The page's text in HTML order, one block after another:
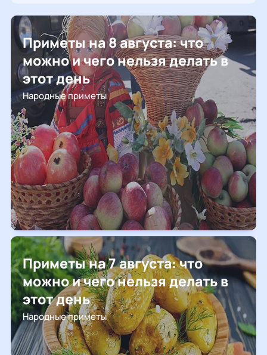
Приметы на 8 августа: что
можно и чего нельзя делать в
этот день
Народные приметы
Приметы на 7 августа: что
можно и чего нельзя делать в
этот день
Народные приметы